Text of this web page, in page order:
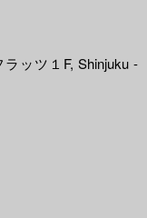
ッツ１F, Shinjuku -